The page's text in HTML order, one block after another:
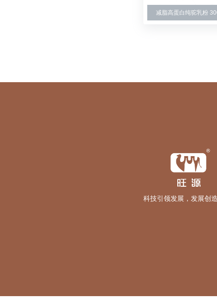
减脂高蛋白纯驼乳粉
科技引领发展，发展创